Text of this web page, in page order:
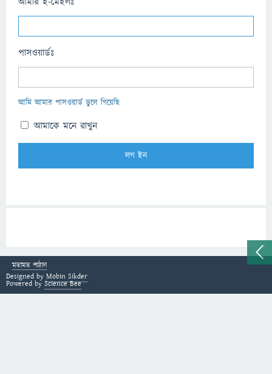
পাসওয়ার্ডঃ
আমি আমার পাসওয়ার্ড ভুলে গিয়েছি
আমাকে মনে রাখুন
মতামত পাঠান
Designed by Mobin Sikder
Powered by Science Bee